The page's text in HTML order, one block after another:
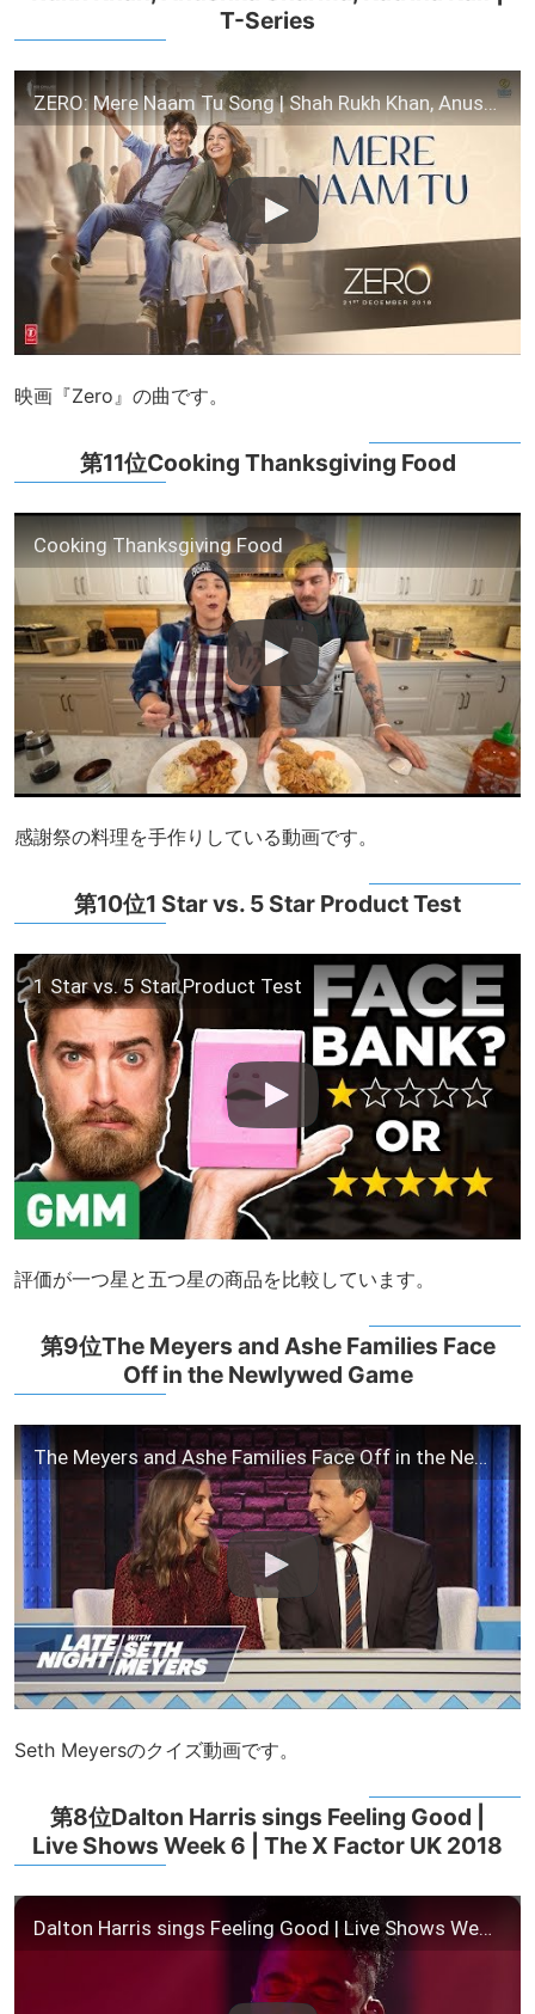
T-Series
ZERO: Mere Naam Tu Song | Shah Rukh Khan, Anushka Sharma, Katrina Kaif | Ajay-Atul |T-Series
映画『Zero』の曲です。
第11位Cooking Thanksgiving Food
Cooking Thanksgiving Food
感謝祭の料理を手作りしている動画です。
第10位1 Star vs. 5 Star Product Test
1 Star vs. 5 Star Product Test
評価が一つ星と五つ星の商品を比較しています。
第9位The Meyers and Ashe Families Face
Off in the Newlywed Game
The Meyers and Ashe Families Face Off in the Newlywed Game
Seth Meyersのクイズ動画です。
第8位Dalton Harris sings Feeling Good |
Live Shows Week 6 | The X Factor UK 2018
Dalton Harris sings Feeling Good | Live Shows Week 6 | The X Factor UK 2018